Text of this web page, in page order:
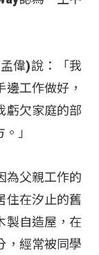
偉)說：「我
工作做好，
虧欠家庭的部
」
為父親工作的
住在汐止的舊
製自造屋，在
，經常被同學